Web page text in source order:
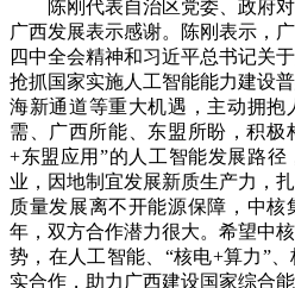
陈刚代表自治区党委、政府对
广西发展表示感谢。陈刚表示，
四中全会精神和习近平总书记关
抢抓国家实施人工智能能力建设
海新通道等重大机遇，主动拥抱
需、广西所能、东盟所盼，积极
+东盟应用”的人工智能发展路
业，因地制宜发展新质生产力，
质量发展离不开能源保障，中
年，双方合作潜力很大。希望中
势，在人工智能、“核电+算力”
实合作，助力广西建设国家综合